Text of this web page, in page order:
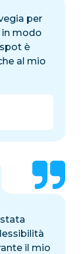
per
in modo
è
al mio
il mio